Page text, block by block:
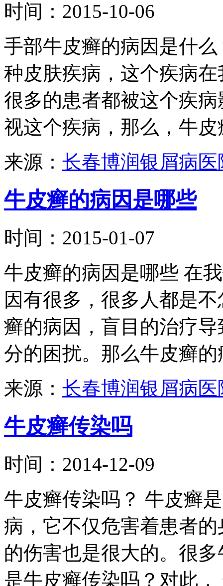
时间：2015-10-06
手部牛皮癣的病因是什
种皮肤疾病，这个疾病
很多的患者都被这个疾
视这个疾病，那么，牛皮
来源： 长春博润银屑病医
牛皮癣的病因是哪些
时间：2015-01-07
牛皮癣的病因是哪些 在
因有很多，很多人都是
癣的病因，盲目的治疗
分的困扰。那么牛皮癣的
来源： 长春博润银屑病医
牛皮癣传染吗
时间：2014-12-09
牛皮癣传染吗？ 牛皮癣
病，它不仅危害着患者
的伤害也是很大的。很
是牛皮癣传染吗？对此，